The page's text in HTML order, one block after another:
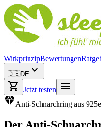
WirkprinzipBewertungen
🇩🇪DE expand_more
shopping_cart
Jetzt testen
menu
diamondAnti-Schnarchring aus